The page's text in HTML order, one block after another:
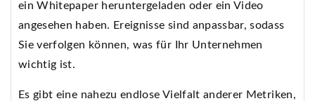
ein Whitepaper heruntergeladen oder ein Video
angesehen haben. Ereignisse sind anpassbar, sodass
Sie verfolgen können, was für Ihr Unternehmen
wichtig ist.
Es gibt eine nahezu endlose Vielfalt anderer Metriken,